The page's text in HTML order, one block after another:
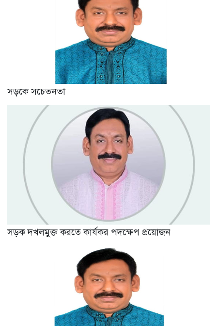
সড়কে সচেতনতা
সড়ক দখলমুক্ত করতে কার্যকর পদক্ষেপ প্রয়োজন